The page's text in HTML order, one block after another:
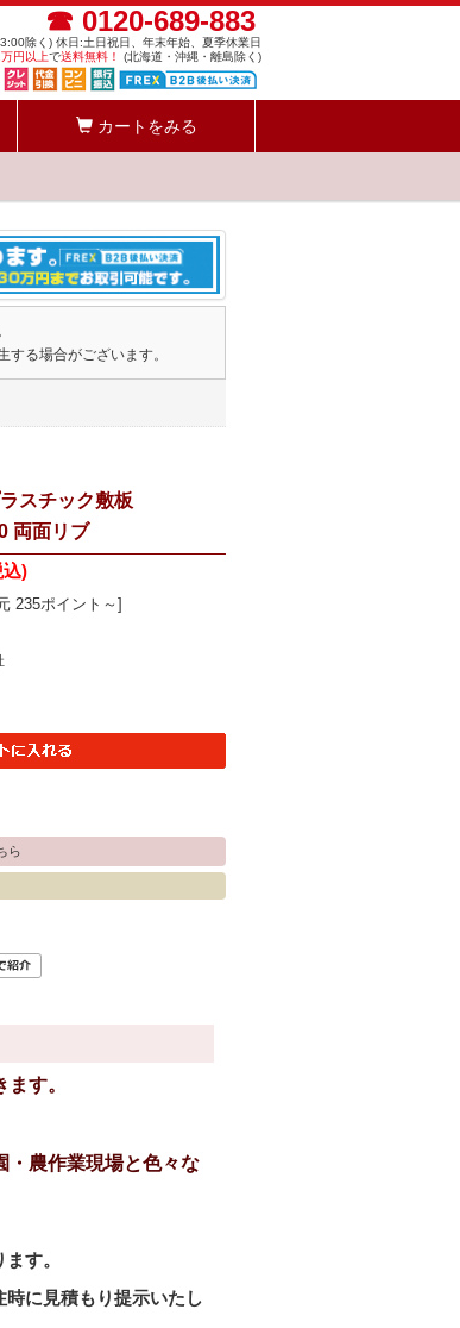
☎ 0120-689-883
除く) 休日:土日祝日、年末年始、夏季休業日
円以上で送料無料！ (北海道・沖縄・離島除く)
カートをみる
る場合がございます。
スチック敷板
両面リブ
込)
235ポイント～]
ら
す。
・農作業現場と色々な
す。
に見積もり提示いたし